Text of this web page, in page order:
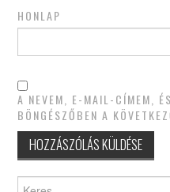
HONLAP
A NEVEM, E-MAIL-CÍMEM,
BÖNGÉSZŐBEN A
Keres: